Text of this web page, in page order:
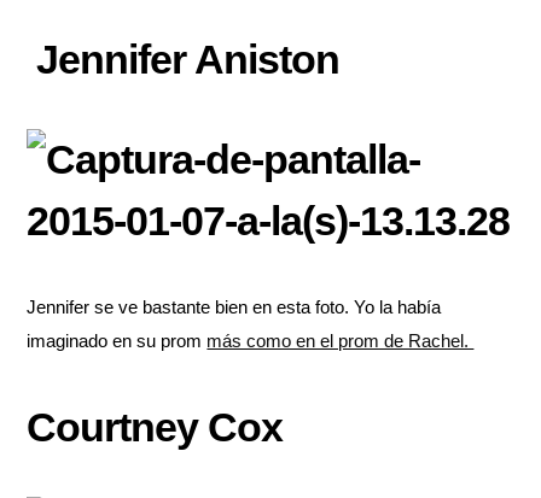
Jennifer Aniston
Jennifer se ve bastante bien en esta foto. Yo la había
imaginado en su prom más como en el prom de Rachel.
Courtney Cox